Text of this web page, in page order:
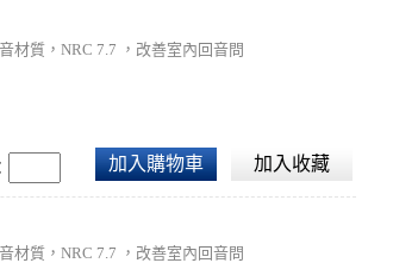
材質，NRC 7.7 ，改善室內回音問
加入購物車 加入收藏
材質，NRC 7.7 ，改善室內回音問